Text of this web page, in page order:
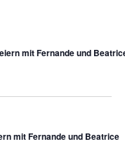
mit Fernande und
mit Fernande und Beatrice